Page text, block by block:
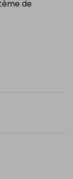
de